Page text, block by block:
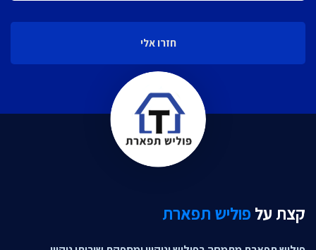
חזרו אלי
קצת על פוליש תפארת